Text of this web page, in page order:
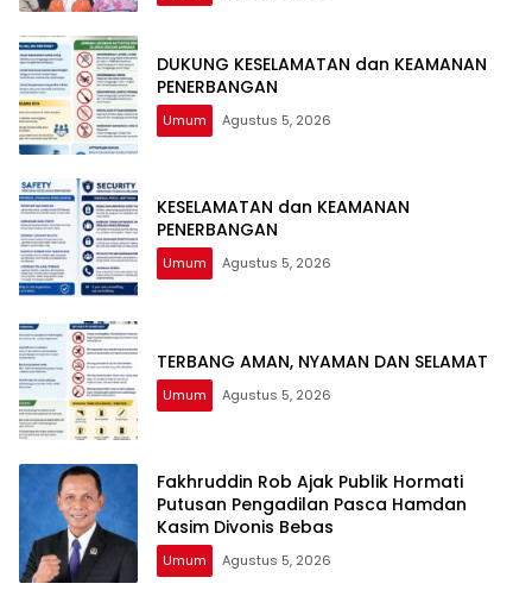
DUKUNG KESELAMATAN dan KEAMANAN
PENERBANGAN
Umum Agustus 5, 2026
KESELAMATAN dan KEAMANAN
PENERBANGAN
Umum Agustus 5, 2026
TERBANG AMAN, NYAMAN DAN SELAMAT
Umum Agustus 5, 2026
Fakhruddin Rob Ajak Publik Hormati
Putusan Pengadilan Pasca Hamdan
Kasim Divonis Bebas
Umum Agustus 5, 2026